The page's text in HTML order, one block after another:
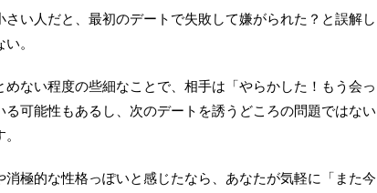
い人だと、最初のデートで失敗して嫌がられた？と誤解し
。
ない程度の些細なことで、相手は「やらかした！もう会っ
可能性もあるし、次のデートを誘うどころの問題ではない
極的な性格っぽいと感じたなら、あなたが気軽に「また今